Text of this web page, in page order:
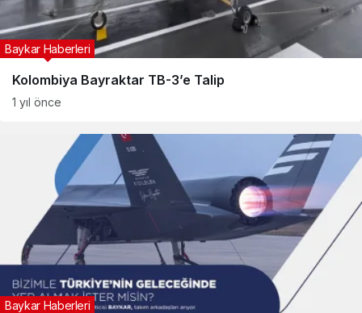
Kolombiya Bayraktar TB-3’e Talip
Baykar Haberleri
1 yıl önce
Baykar Haberleri